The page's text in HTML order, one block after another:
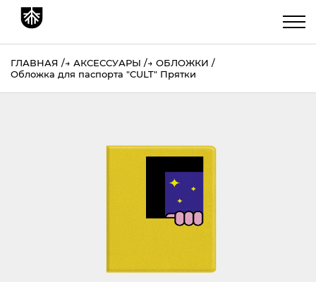
ГЛАВНАЯ → АКСЕССУАРЫ → ОБЛОЖКИ
Обложка для паспорта "CULT" Прятки